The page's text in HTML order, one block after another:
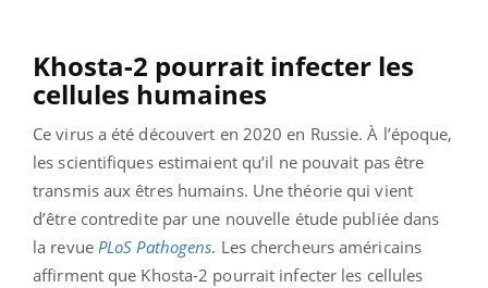
Khosta-2 pourrait infecter les
cellules humaines
Ce virus a été découvert en 2020 en Russie. À l’époque,
les scientifiques estimaient qu’il ne pouvait pas être
transmis aux êtres humains. Une théorie qui vient
d’être contredite par une nouvelle étude publiée dans
la revue PLoS Pathogens. Les chercheurs américains
affirment que Khosta-2 pourrait infecter les cellules